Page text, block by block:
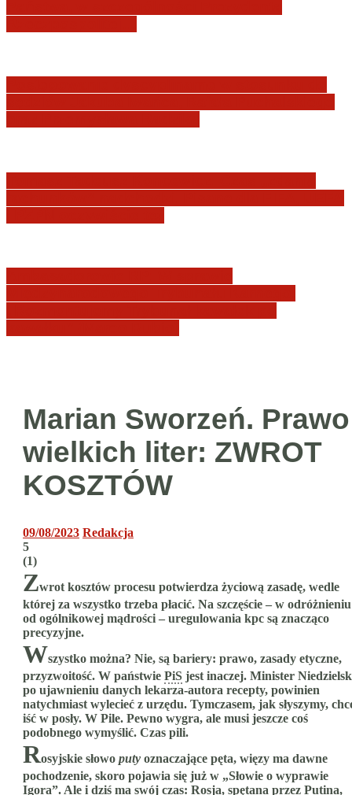
Marian Sworzeń. Prawo
wielkich liter: ZWROT
KOSZTÓW
09/08/2023 Redakcja
5
(1)
Zwrot kosztów procesu potwierdza życiową zasadę, wedle
której za wszystko trzeba płacić. Na szczęście – w odróżnieniu
od ogólnikowej mądrości – uregulowania kpc są znacząco
precyzyjne.
Wszystko można? Nie, są bariery: prawo, zasady etyczne,
przyzwoitość. W państwie PiS jest inaczej. Minister
po ujawnieniu danych lekarza-autora recepty, powinien
natychmiast wylecieć z urzędu. Tymczasem, jak słyszymy,
iść w posły. W Pile. Pewno wygra, ale musi jeszcze coś
podobnego wymyślić. Czas pili.
Rosyjskie słowo puty oznaczające pęta, więzy ma dawne
pochodzenie, skoro pojawia się już w „Słowie o wyprawie
Igora”. Ale i dziś ma swój czas: Rosja, spętana przez Putina,